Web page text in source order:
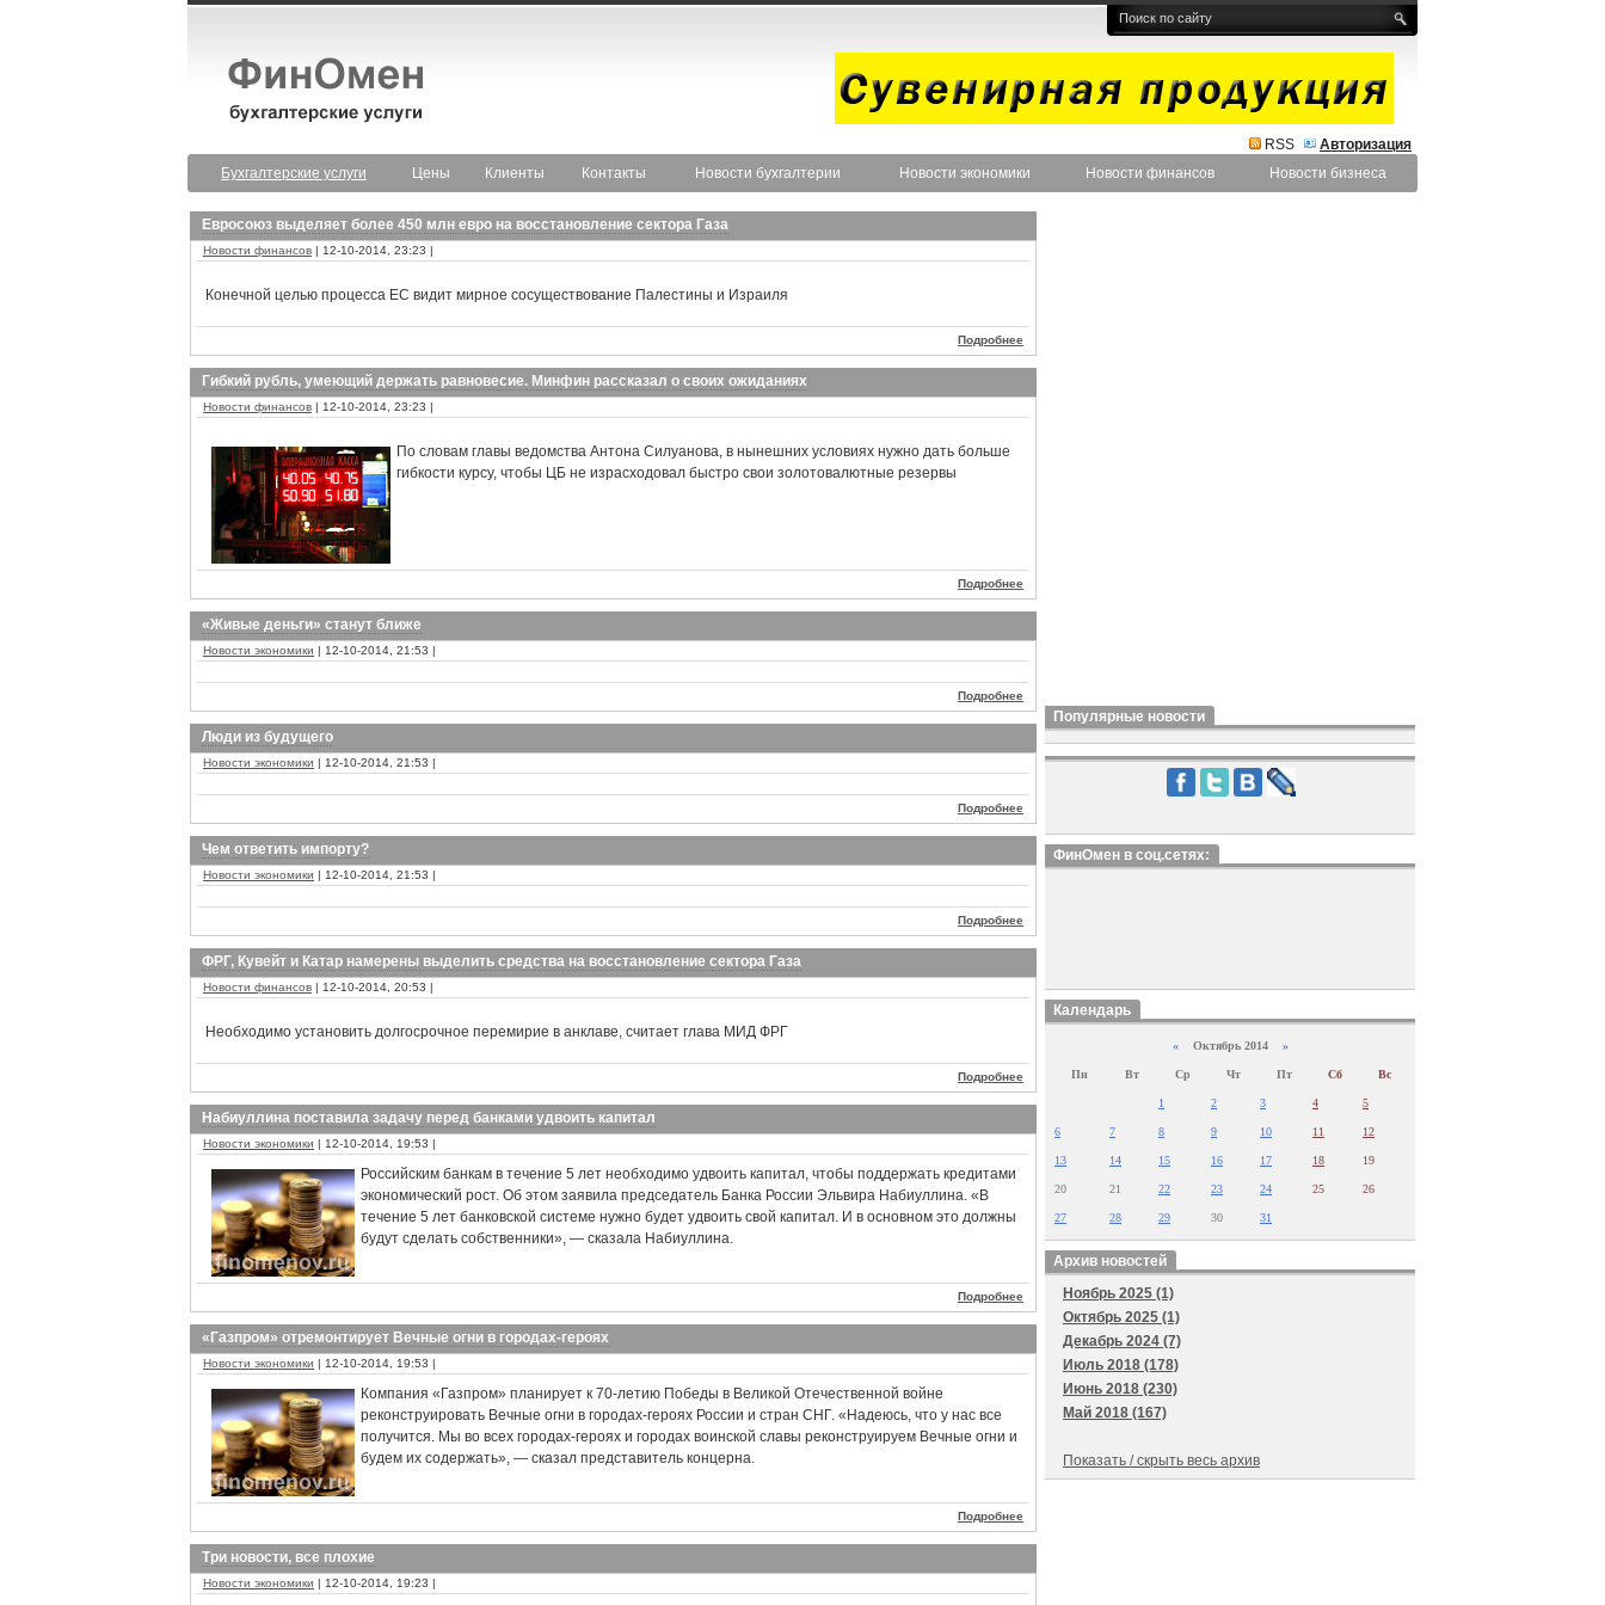
RSS
Авторизация
Бухгалтерские услуги
Цены Клиенты Контакты Новости бухгалтерии Новости экономики Новости финансов Новости бизнеса
Евросоюз выделяет более 450 млн евро на восстановление сектора Газа
Новости финансов | 12-10-2014, 23:23 |
Конечной целью процесса ЕС видит мирное сосуществование Палестины и Израиля
Подробнее
Гибкий рубль, умеющий держать равновесие. Минфин рассказал о своих ожиданиях
Новости финансов | 12-10-2014, 23:23 |
По словам главы ведомства Антона Силуанова, в нынешних условиях нужно дать больше
гибкости курсу, чтобы ЦБ не израсходовал быстро свои золотовалютные резервы
Подробнее
«Живые деньги» станут ближе
Новости экономики | 12-10-2014, 21:53 |
Подробнее
Люди из будущего
Новости экономики | 12-10-2014, 21:53 |
Подробнее
Чем ответить импорту?
Новости экономики | 12-10-2014, 21:53 |
Подробнее
ФРГ, Кувейт и Катар намерены выделить средства на восстановление сектора Газа
Новости финансов | 12-10-2014, 20:53 |
Необходимо установить долгосрочное перемирие в анклаве, считает глава МИД ФРГ
Подробнее
Набиуллина поставила задачу перед банками удвоить капитал
Новости экономики | 12-10-2014, 19:53 |
Российским банкам в течение 5 лет необходимо удвоить капитал, чтобы поддержать кредитами
экономический рост. Об этом заявила председатель Банка России Эльвира Набиуллина. «В
течение 5 лет банковской системе нужно будет удвоить свой капитал. И в основном это должны
будут сделать собственники», — сказала Набиуллина.
Подробнее
«Газпром» отремонтирует Вечные огни в городах-героях
Новости экономики | 12-10-2014, 19:53 |
Компания «Газпром» планирует к 70-летию Победы в Великой Отечественной войне
реконструировать Вечные огни в городах-героях России и стран СНГ. «Надеюсь, что у нас все
получится. Мы во всех городах-героях и городах воинской славы реконструируем Вечные огни и
будем их содержать», — сказал представитель концерна.
Подробнее
Три новости, все плохие
Новости экономики | 12-10-2014, 19:23 |
Популярные новости
ФинОмен в соц.сетях:
Календарь
«Октябрь 2014 »
Пн Вт Ср Чт Пт Сб Вс
1 2 3 4 5
6 7 8 9 10 11 12
13 14 15 16 17 18 19
20 21 22 23 24 25 26
27 28 29 30 31
Архив новостей
Ноябрь 2025 (1)
Октябрь 2025 (1)
Декабрь 2024 (7)
Июль 2018 (178)
Июнь 2018 (230)
Май 2018 (167)
Показать / скрыть весь архив